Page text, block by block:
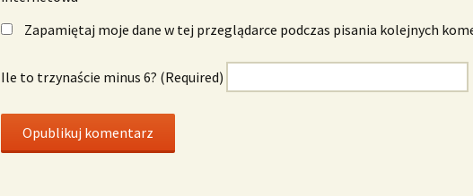
Zapamiętaj moje dane w tej przeglądarce podczas pisania kolejnych
Ile to trzynaście minus 6? (Required)